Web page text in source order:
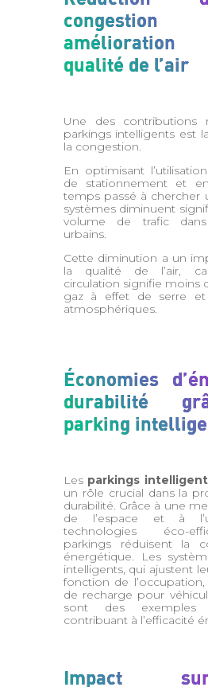
qualité de l’air
Une des contributions
parkings intelligents est
la congestion.
En optimisant
de stationnement et
temps passé à chercher
systèmes diminuent
volume de trafic
urbains.
Cette diminution a un
la qualité de l’air,
circulation signifie moins
gaz à effet de serre
atmosphériques.
Économies
durabilité
parking
Les parkings
un rôle crucial dans la
durabilité. Grâce à une
de l’espace et à
technologies éco-
parkings réduisent la
énergétique. Les
intelligents, qui ajustent
fonction de
de recharge pour
sont des exemples
contribuant à l’efficacité
Impact